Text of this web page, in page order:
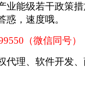
业能级若干政策
，速度哦。
（微信同号）
代理、软件开发